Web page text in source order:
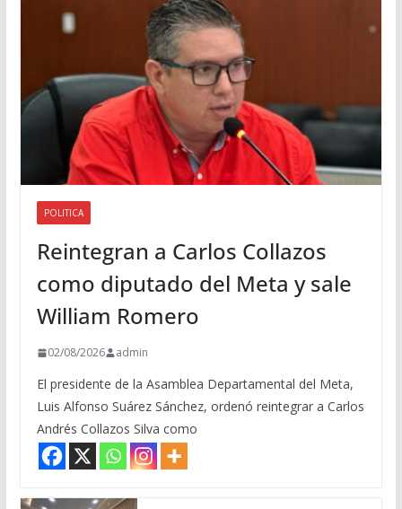
POLITICA
Reintegran a Carlos Collazos
como diputado del Meta y sale
William Romero
02/08/2026 admin
El presidente de la Asamblea Departamental del Meta,
Luis Alfonso Suárez Sánchez, ordenó reintegrar a Carlos
Andrés Collazos Silva como